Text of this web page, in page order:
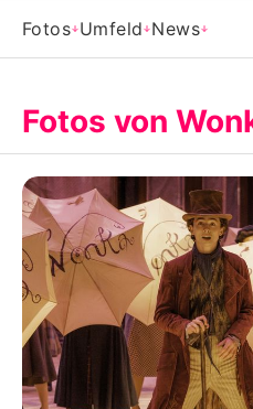
Utiq
Fotos Umfeld News
Fotos von